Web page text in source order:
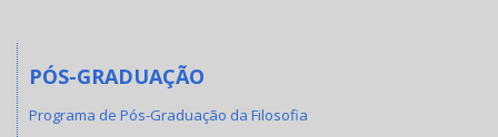
PÓS-GRADUAÇÃO
Programa de Pós-Graduação da Filosofia